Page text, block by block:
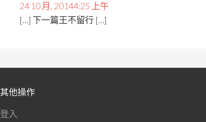
24 10 月, 20144:25 上午
[…] 下一篇王不留行 […]
其他操作
登入